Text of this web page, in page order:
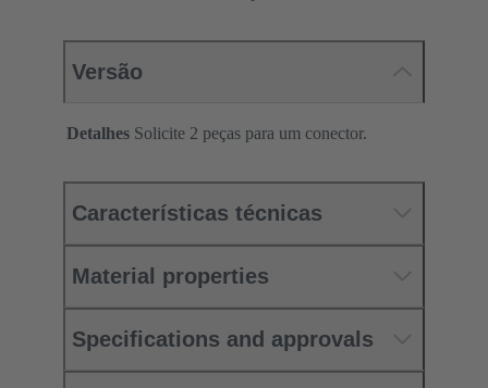
Versão
Detalhes Solicite 2 peças para um conector.
Características técnicas
Material properties
Specifications and approvals